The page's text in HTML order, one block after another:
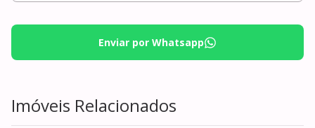
Enviar por Whatsapp
Imóveis Relacionados